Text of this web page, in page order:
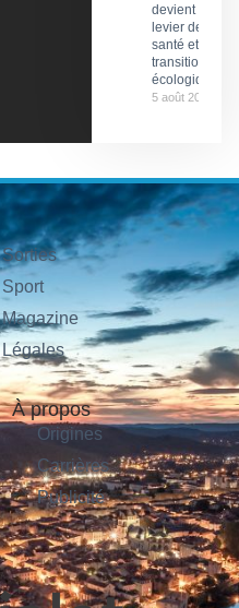
devient un
levier de
santé et de
transition
écologique
5 août 2026
Sorties
Sport
Magazine
Légales
À propos
Origines
Carrières
Publicité